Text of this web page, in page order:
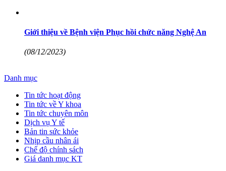
Giới thiệu về Bệnh viện Phục hồi chức năng Nghệ An
(08/12/2023)
Danh mục
Tin tức hoạt động
Tin tức về Y khoa
Tin tức chuyên môn
Dịch vụ Y tế
Bản tin sức khỏe
Nhịp cầu nhân ái
Chế độ chính sách
Giá danh mục KT